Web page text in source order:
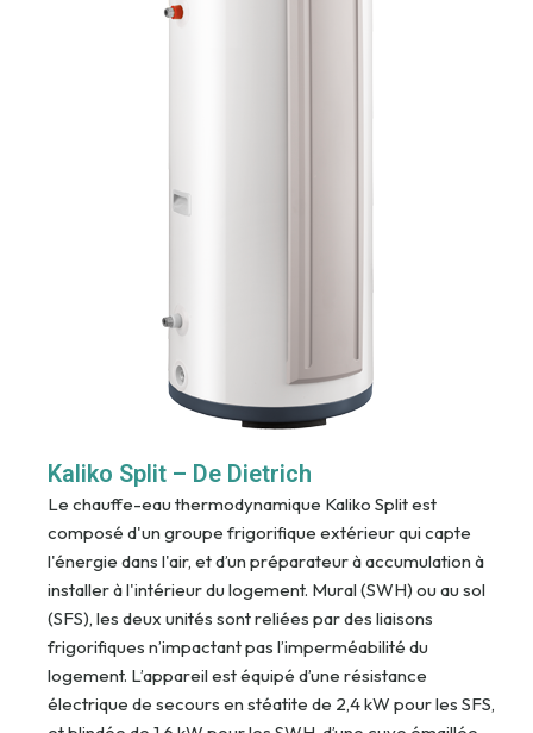
Kaliko Split – De Dietrich
Le chauffe-eau thermodynamique Kaliko Split est
composé d'un groupe frigorifique extérieur qui capte
l'énergie dans l'air, et d’un préparateur à accumulation à
installer à l'intérieur du logement. Mural (SWH) ou au sol
(SFS), les deux unités sont reliées par des liaisons
frigorifiques n’impactant pas l’imperméabilité du
logement. L’appareil est équipé d’une résistance
électrique de secours en stéatite de 2,4 kW pour les SFS,